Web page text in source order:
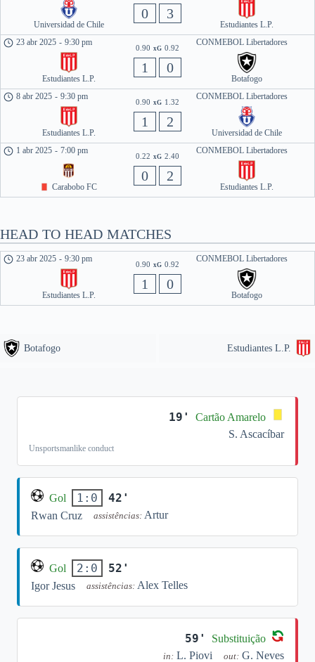
Universidad de Chile
0 3
Estudiantes L.P.
CONMEBOL Libertadores
23 abr 2025 - 9:30 pm
Estudiantes L.P.
0.90 xG 0.92
1 0
Botafogo
CONMEBOL Libertadores
8 abr 2025 - 9:30 pm
Estudiantes L.P.
0.90 xG 1.32
1 2
Universidad de Chile
CONMEBOL Libertadores
1 abr 2025 - 7:00 pm
Carabobo FC
0.22 xG 2.40
0 2
Estudiantes L.P.
HEAD TO HEAD MATCHES
CONMEBOL Libertadores
23 abr 2025 - 9:30 pm
Estudiantes L.P.
0.90 xG 0.92
1 0
Botafogo
Botafogo Estudiantes L.P.
19'
Cartão Amarelo
S. Ascacíbar
Unsportsmanlike conduct
Gol 1:0 42'
Rwan Cruz assistências: Artur
Gol 2:0 52'
Igor Jesus assistências: Alex Telles
59' Substituição
in: L. Piovi out: G. Neves